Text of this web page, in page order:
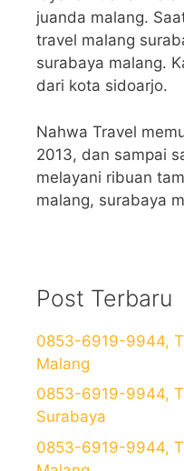
juanda malang.
travel malang
surabaya malang.
dari kota sidoarjo.
Nahwa Travel
2013, dan sampai
melayani ribuan
malang, surabaya
Post Terbaru
0853-6919-9944,
Malang
0853-6919-9944,
Surabaya
0853-6919-9944,